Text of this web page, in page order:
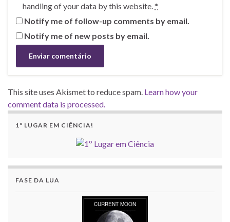
handling of your data by this website. *
Notify me of follow-up comments by email.
Notify me of new posts by email.
This site uses Akismet to reduce spam. Learn how your
comment data is processed.
1º LUGAR EM CIÊNCIA!
FASE DA LUA